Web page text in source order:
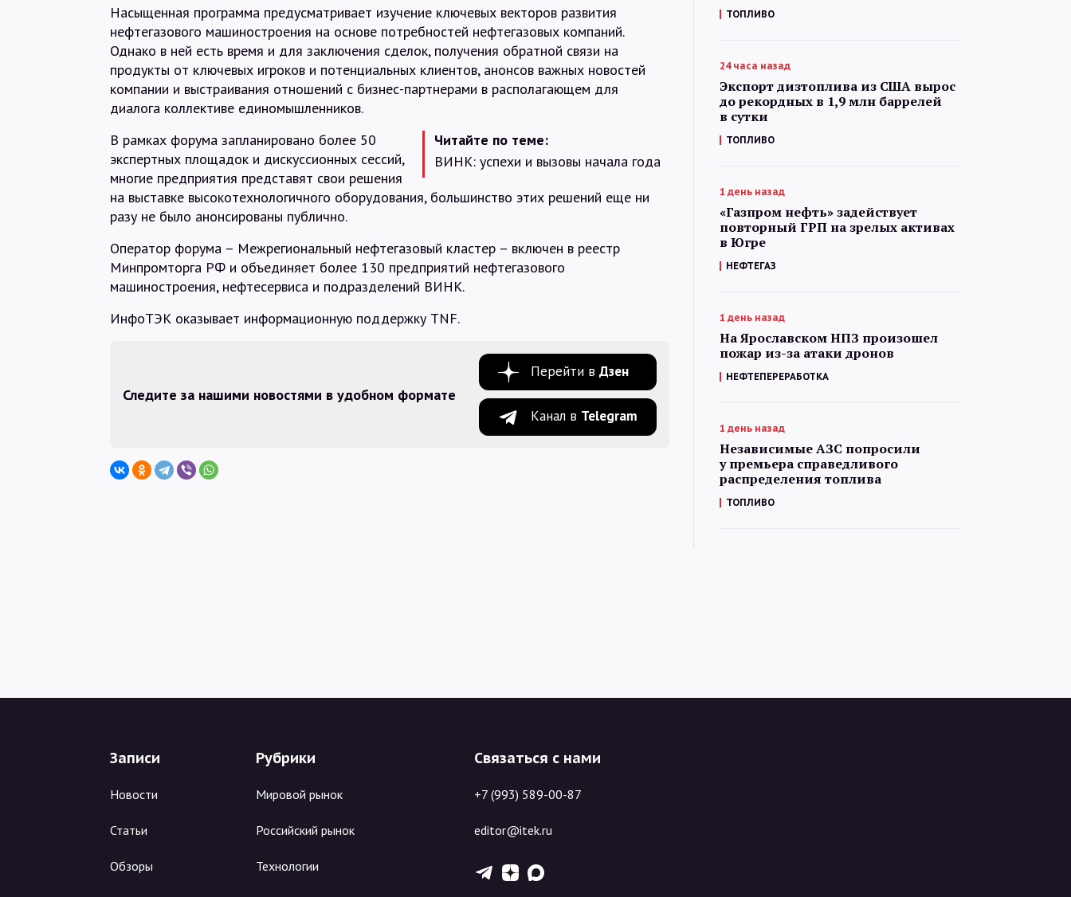
Насыщенная программа предусматривает изучение ключевых векторов развития
нефтегазового машиностроения на основе потребностей нефтегазовых компаний.
Однако в ней есть время и для заключения сделок, получения обратной связи на
продукты от ключевых игроков и потенциальных клиентов, анонсов важных новостей
компании и выстраивания отношений с бизнес-партнерами в располагающем для
диалога коллективе единомышленников.
Читайте по теме:
ВИНК: успехи и вызовы начала года
В рамках форума запланировано более 50
экспертных площадок и дискуссионных сессий,
многие предприятия представят свои решения
на выставке высокотехнологичного оборудования, большинство этих решений еще ни
разу не было анонсированы публично.
Оператор форума – Межрегиональный нефтегазовый кластер – включен в реестр
Минпромторга РФ и объединяет более 130 предприятий нефтегазового
машиностроения, нефтесервиса и подразделений ВИНК.
ИнфоТЭК оказывает информационную поддержку TNF.
Следите за нашими новостями в удобном формате
Перейти в Дзен
Канал в Telegram
ТОПЛИВО
24 часа назад
Экспорт дизтоплива из США вырос
до рекордных в 1,9 млн баррелей
в сутки
ТОПЛИВО
1 день назад
«Газпром нефть» задействует
повторный ГРП на зрелых активах
в Югре
НЕФТЕГАЗ
1 день назад
На Ярославском НПЗ произошел
пожар из-за атаки дронов
НЕФТЕПЕРЕРАБОТКА
1 день назад
Независимые АЗС попросили
у премьера справедливого
распределения топлива
ТОПЛИВО
Записи
Новости
Статьи
Обзоры
Рубрики
Мировой рынок
Российский рынок
Технологии
Связаться с нами
+7 (993) 589-00-87
editor@itek.ru
T Z X